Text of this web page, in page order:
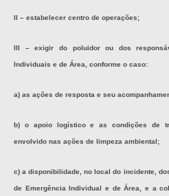
II – estabelecer centro de operações;
III – exigir do poluidor ou dos
Individuais e de Área, conforme o caso:
a) as ações de resposta e seu
b) o apoio logístico e as condições de
envolvido nas ações de limpeza ambiental;
c) a disponibilidade, no local do incidente,
de Emergência Individual e de Área, e a